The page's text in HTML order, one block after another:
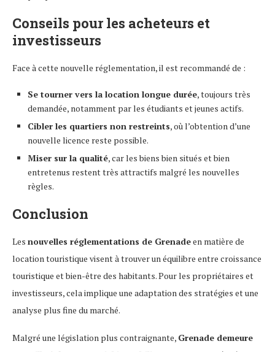
Conseils pour les acheteurs et
investisseurs
Face à cette nouvelle réglementation, il est recommandé de :
Se tourner vers la location longue durée, toujours très
demandée, notamment par les étudiants et jeunes actifs.
Cibler les quartiers non restreints, où l’obtention d’une
nouvelle licence reste possible.
Miser sur la qualité, car les biens bien situés et bien
entretenus restent très attractifs malgré les nouvelles
règles.
Conclusion
Les nouvelles réglementations de Grenadeen matière de
location touristique visent à trouver un équilibre entre croissance
touristique et bien-être des habitants. Pour les propriétaires et
investisseurs, cela implique une adaptation des stratégies et une
analyse plus fine du marché.
Malgré une législation plus contraignante, Grenade demeure